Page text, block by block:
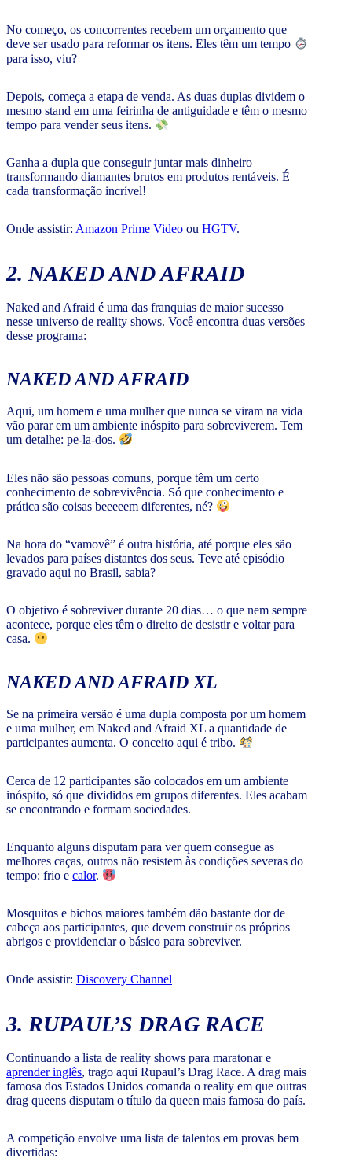
No começo, os concorrentes recebem um orçamento que
deve ser usado para reformar os itens. Eles têm um tempo
para isso, viu?
Depois, começa a etapa de venda. As duas duplas dividem o
mesmo stand em uma feirinha de antiguidade e têm o mesmo
tempo para vender seus itens.
Ganha a dupla que conseguir juntar mais dinheiro
transformando diamantes brutos em produtos rentáveis. É
cada transformação incrível!
Onde assistir: Amazon Prime Video ou HGTV.
2. NAKED AND AFRAID
Naked and Afraid é uma das franquias de maior sucesso
nesse universo de reality shows. Você encontra duas versões
desse programa:
NAKED AND AFRAID
Aqui, um homem e uma mulher que nunca se viram na vida
vão parar em um ambiente inóspito para sobreviverem. Tem
um detalhe: pe-la-dos.
Eles não são pessoas comuns, porque têm um certo
conhecimento de sobrevivência. Só que conhecimento e
prática são coisas beeeeem diferentes, né?
Na hora do “vamovê” é outra história, até porque eles são
levados para países distantes dos seus. Teve até episódio
gravado aqui no Brasil, sabia?
O objetivo é sobreviver durante 20 dias… o que nem sempre
acontece, porque eles têm o direito de desistir e voltar para
casa.
NAKED AND AFRAID XL
Se na primeira versão é uma dupla composta por um homem
e uma mulher, em Naked and Afraid XL a quantidade de
participantes aumenta. O conceito aqui é tribo.
Cerca de 12 participantes são colocados em um ambiente
inóspito, só que divididos em grupos diferentes. Eles acabam
se encontrando e formam sociedades.
Enquanto alguns disputam para ver quem consegue as
melhores caças, outros não resistem às condições severas do
tempo: frio e calor.
Mosquitos e bichos maiores também dão bastante dor de
cabeça aos participantes, que devem construir os próprios
abrigos e providenciar o básico para sobreviver.
Onde assistir: Discovery Channel
3. RUPAUL’S DRAG RACE
Continuando a lista de reality shows para maratonar e
aprender inglês, trago aqui Rupaul’s Drag Race. A drag mais
famosa dos Estados Unidos comanda o reality em que outras
drag queens disputam o título da queen mais famosa do país.
A competição envolve uma lista de talentos em provas bem
divertidas: